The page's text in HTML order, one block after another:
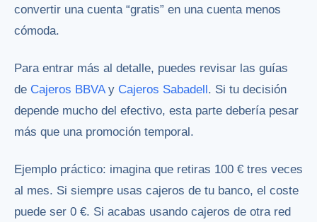
convertir una cuenta “gratis” en una cuenta menos
cómoda.
Para entrar más al detalle, puedes revisar las guías
de Cajeros BBVAy Cajeros Sabadell. Si tu decisión
depende mucho del efectivo, esta parte debería pesar
más que una promoción temporal.
Ejemplo práctico: imagina que retiras 100 € tres veces
al mes. Si siempre usas cajeros de tu banco, el coste
puede ser 0 €. Si acabas usando cajeros de otra red